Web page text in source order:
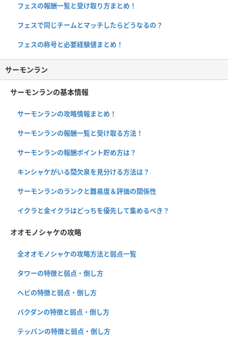
フェスの報酬一覧と受け取り方まとめ！
フェスで同じチームとマッチしたらどうなるの？
フェスの称号と必要経験値まとめ！
サーモンラン
サーモンランの基本情報
サーモンランの攻略情報まとめ！
サーモンランの報酬一覧と受け取る方法！
サーモンランの報酬ポイント貯め方は？
キンシャケがいる間欠泉を見分ける方法は？
サーモンランのランクと難易度＆評価の関係性
イクラと金イクラはどっちを優先して集めるべき？
オオモノシャケの攻略
全オオモノシャケの攻略方法と弱点一覧
タワーの特徴と弱点・倒し方
ヘビの特徴と弱点・倒し方
バクダンの特徴と弱点・倒し方
テッパンの特徴と弱点・倒し方